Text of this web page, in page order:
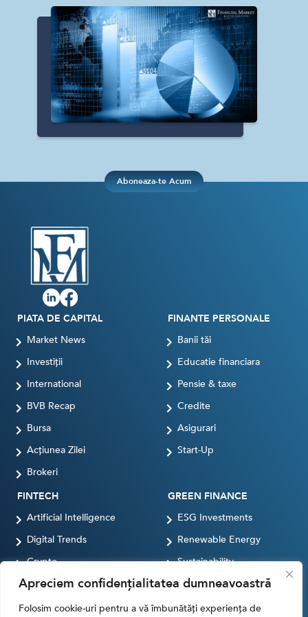
Apreciem confidențialitatea dumneavoastră
Folosim cookie-uri pentru a vă îmbunătăți experiența de
Crypto
Digital payments
TERMENUL ZILEI
Sustainability
Aboneaza-te Acum
PIATA DE CAPITAL
Market News
Investiții
International
BVB Recap
Bursa
Acțiunea Zilei
Brokeri
BROKERI
FINANTE PERSONALE
Banii tăi
Educatie financiara
Pensie & taxe
Credite
Asigurari
Start-Up
FINTECH
Artificial Intelligence
Digital Trends
Crypto
Digital payments
TERMENUL ZILEI
GREEN FINANCE
ESG Investments
Renewable Energy
Sustainability